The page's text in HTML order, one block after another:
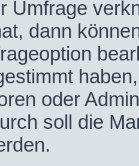
Umfrage
dann
oder
soll die